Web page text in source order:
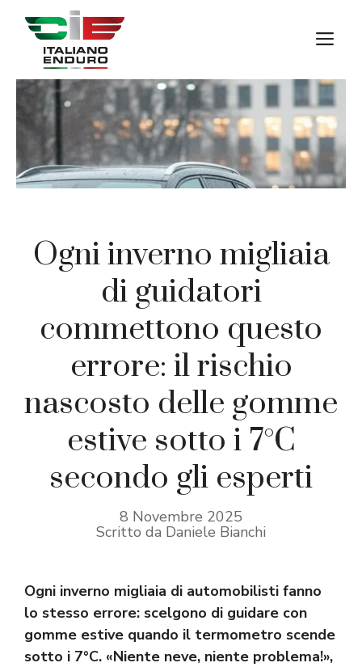
contenuto
Ogni inverno migliaia
di guidatori
commettono questo
errore: il rischio
nascosto delle gomme
estive sotto i 7°C
secondo gli esperti
8 Novembre 2025
Scritto da Daniele Bianchi
Ogni inverno migliaia di automobilisti fanno
lo stesso errore: scelgono di guidare con
gomme estive quando il termometro scende
sotto i 7°C. «Niente neve, niente problema!»,